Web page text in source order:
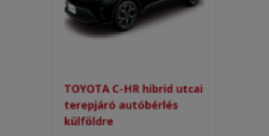
TOYOTA C-HR hibrid utcai
terepjáró autóbérlés
külföldre